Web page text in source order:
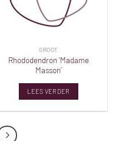
GROOT
Rhododendron ‘Madame
Masson’
LEES VERDER